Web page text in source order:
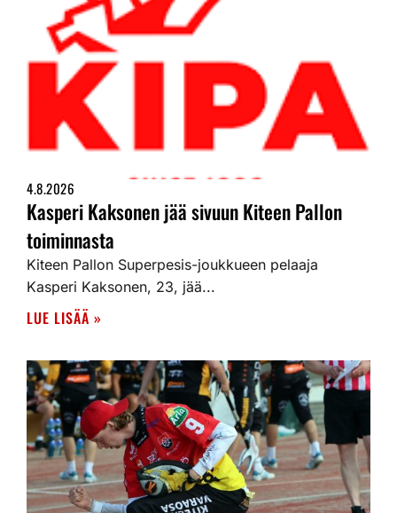
4.8.2026
Kasperi Kaksonen jää sivuun Kiteen Pallon
toiminnasta
Kiteen Pallon Superpesis-joukkueen pelaaja
Kasperi Kaksonen, 23, jää...
LUE LISÄÄ »